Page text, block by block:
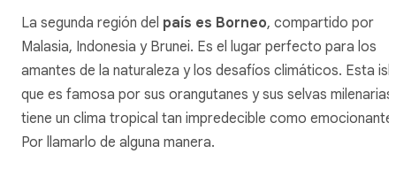
La segunda región del país es Borneo, compartido por
Malasia, Indonesia y Brunei. Es el lugar perfecto para los
amantes de la naturaleza y los desafíos climáticos. Esta
que es famosa por sus orangutanes y sus selvas milenarias,
tiene un clima tropical tan impredecible como emocionante.
Por llamarlo de alguna manera.